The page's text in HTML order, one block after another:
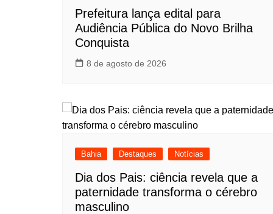
Prefeitura lança edital para
Audiência Pública do Novo Brilha
Conquista
8 de agosto de 2026
Bahia Destaques Notícias
Dia dos Pais: ciência revela que a
paternidade transforma o cérebro
masculino